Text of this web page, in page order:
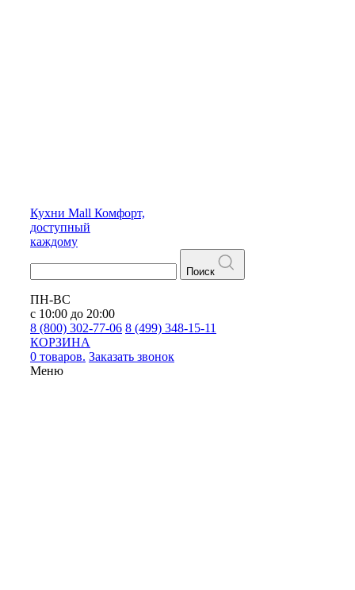
Кухни Mall Комфорт,
доступный
каждому
Поиск
ПН-ВС
с 10:00 до 20:00
8 (800) 302-77-06 8 (499) 348-15-11
КОРЗИНА
0 товаров. Заказать звонок
Меню